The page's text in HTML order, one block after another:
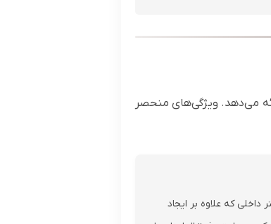
می‌دهد. ویژگی‌های منحصر
داخلی که علاوه بر ایجاد